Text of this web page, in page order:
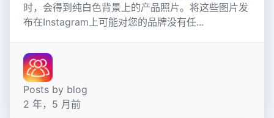
时，会得到纯白色背景上的产品照片。将这些图片发
布在Instagram上可能对您的品牌没有任...
Posts by blog
2 年，5 月前